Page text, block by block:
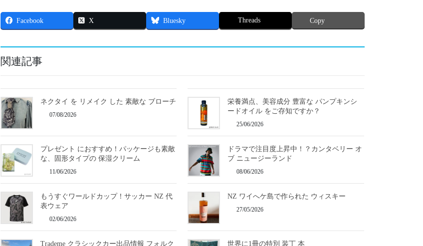
Facebook X Bluesky Threads Copy
関連記事
ネクタイ を リメイク した 素敵な ブローチ
07/08/2026
栄養満点、美容成分 豊富な パンプキンシ
ードオイル をご存知ですか？
25/06/2026
プレゼント におすすめ！パッケージも素敵
な、固形タイプの 保湿クリーム
11/06/2026
ドラマで注目度上昇中！？カンタベリー オ
ブ ニュージーランド
08/06/2026
もうすぐワールドカップ！サッカー NZ 代
表ウェア
02/06/2026
NZ ワイへケ島で作られた ウィスキー
27/05/2026
Trademe クラシックカー出品情報 フォルク
世界に1冊の特別 装丁 本